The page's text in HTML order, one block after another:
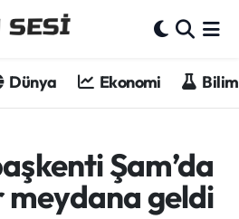
Dünya Ekonomi
Şam’da
geldi